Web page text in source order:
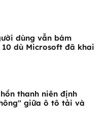
dùng vẫn bám
10 dù Microsoft đã khai
thanh niên định
giữa ô tô tải và